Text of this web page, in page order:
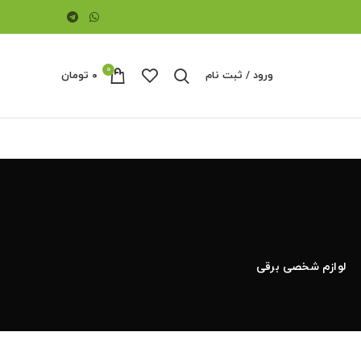
ورود / ثبت نام 0 ۰ تومان
لوازم شخصی برقی